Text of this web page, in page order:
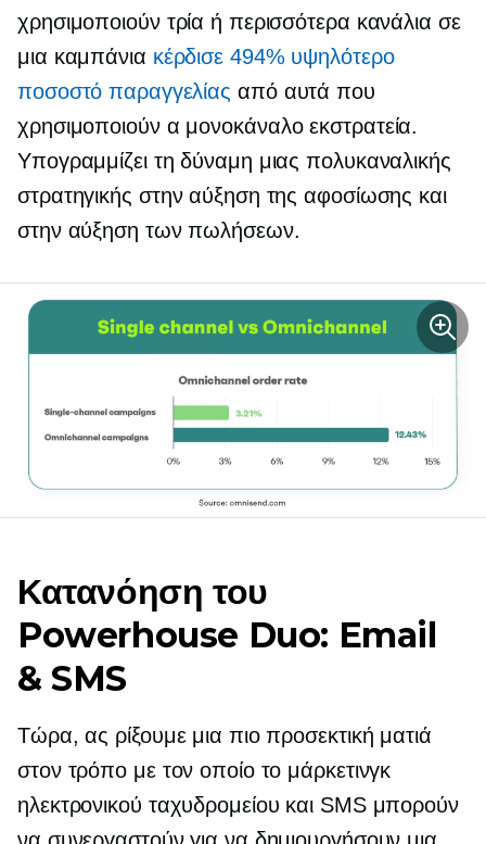
χρησιμοποιούν τρία ή περισσότερα κανάλια σε
μια καμπάνια κέρδισε 494% υψηλότερο
ποσοστό παραγγελίας από αυτά που
χρησιμοποιούν α μονοκάναλοεκστρατεία.
Υπογραμμίζει τη δύναμη μιας πολυκαναλικής
στρατηγικής στην αύξηση της αφοσίωσης και
στην αύξηση των πωλήσεων.
Κατανόηση του
Powerhouse Duo: Email
& SMS
Τώρα, ας ρίξουμε μια πιο προσεκτική ματιά
στον τρόπο με τον οποίο το μάρκετινγκ
ηλεκτρονικού ταχυδρομείου και SMS μπορούν